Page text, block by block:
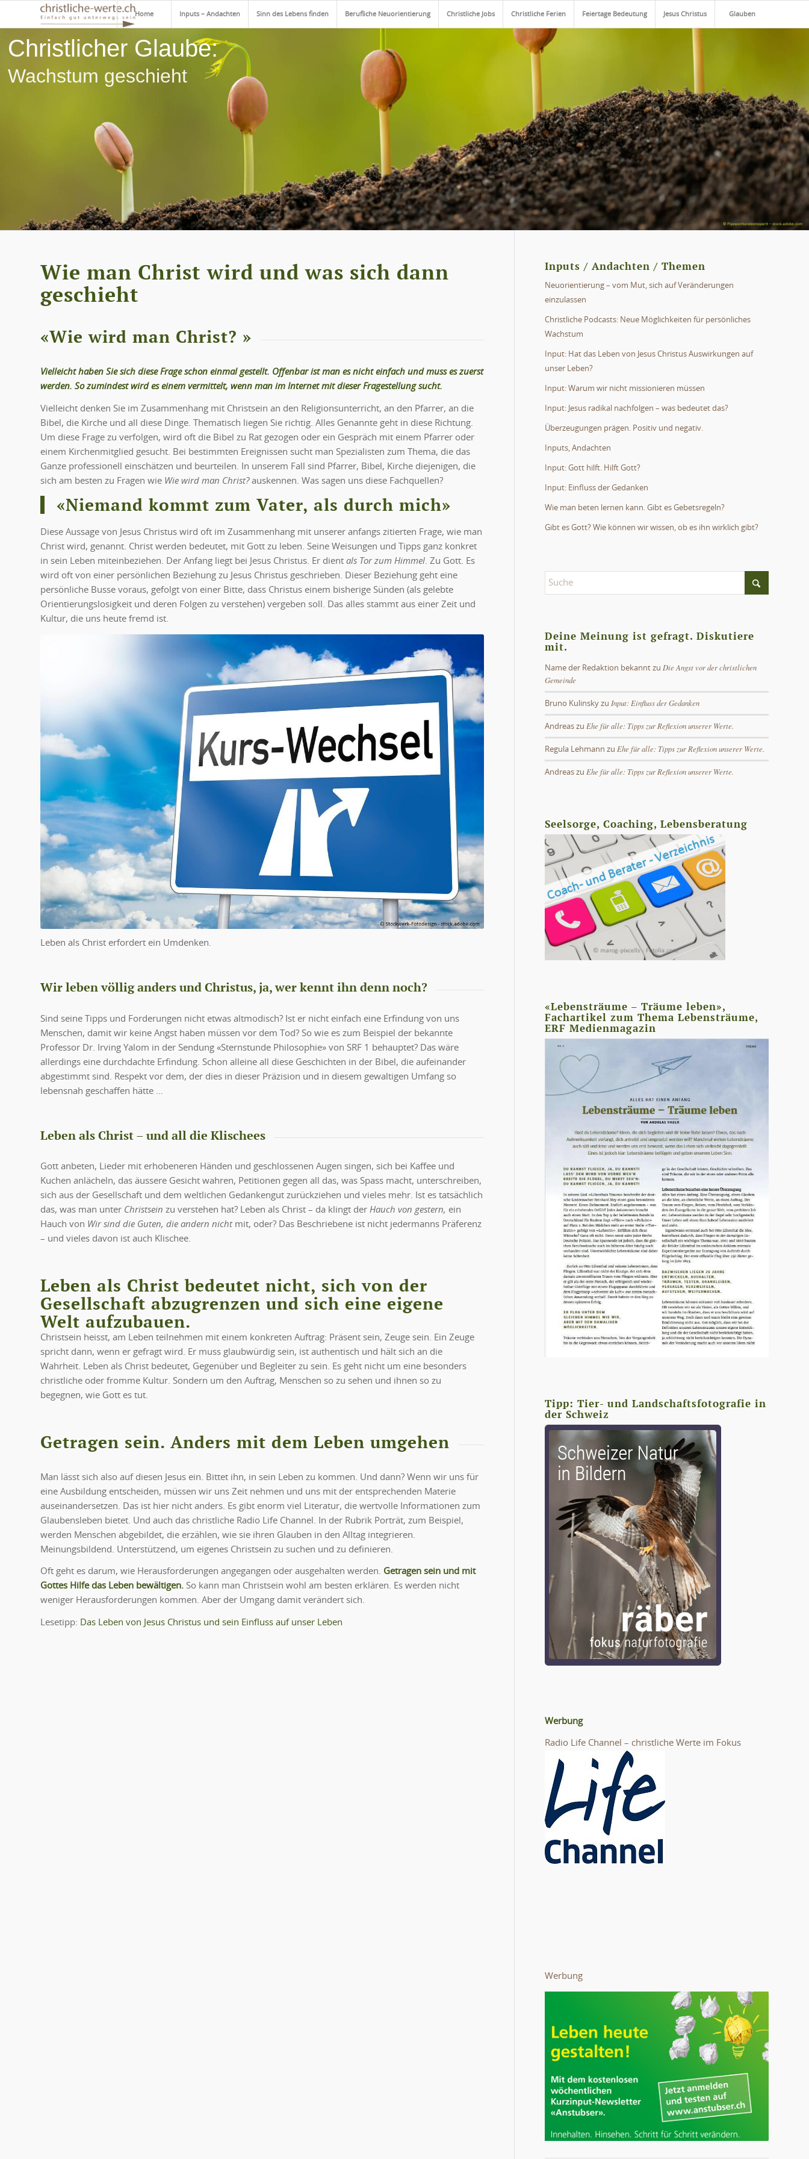
Home Inputs – Andachten Sinn des Lebens finden Berufliche Neuorientierung Christliche Jobs Christliche Ferien Feiertage Bedeutung Jesus Christus Glauben
Christlicher Glaube:
Wachstum geschieht
Wie man Christ wird und was sich dann
geschieht
«Wie wird man Christ? »
Vielleicht haben Sie sich diese Frage schon einmal gestellt. Offenbar ist man es nicht einfach und muss es zuerst
werden. So zumindest wird es einem vermittelt, wenn man im Internet mit dieser Fragestellung sucht.
Vielleicht denken Sie im Zusammenhang mit Christsein an den Religionsunterricht, an den Pfarrer, an die
Bibel, die Kirche und all diese Dinge. Thematisch liegen Sie richtig. Alles Genannte geht in diese Richtung.
Um diese Frage zu verfolgen, wird oft die Bibel zu Rat gezogen oder ein Gespräch mit einem Pfarrer oder
einem Kirchenmitglied gesucht. Bei bestimmten Ereignissen sucht man Spezialisten zum Thema, die das
Ganze professionell einschätzen und beurteilen. In unserem Fall sind Pfarrer, Bibel, Kirche diejenigen, die
sich am besten zu Fragen wie Wie wird man Christ?auskennen. Was sagen uns diese Fachquellen?
«Niemand kommt zum Vater, als durch mich»
Diese Aussage von Jesus Christus wird oft im Zusammenhang mit unserer anfangs zitierten Frage, wie man
Christ wird, genannt. Christ werden bedeutet, mit Gott zu leben. Seine Weisungen und Tipps ganz konkret
in sein Leben miteinbeziehen. Der Anfang liegt bei Jesus Christus. Er dient als Tor zum Himmel . Zu Gott. Es
wird oft von einer persönlichen Beziehung zu Jesus Christus geschrieben. Dieser Beziehung geht eine
persönliche Busse voraus, gefolgt von einer Bitte, dass Christus einem bisherige Sünden (als gelebte
Orientierungslosigkeit und deren Folgen zu verstehen) vergeben soll. Das alles stammt aus einer Zeit und
Kultur, die uns heute fremd ist.
Was geschieht, wenn man Christ wird? Was verändert sich?
Leben als Christ erfordert ein Umdenken.
Wir leben völlig anders und Christus, ja, wer kennt ihn denn noch?
Sind seine Tipps und Forderungen nicht etwas altmodisch? Ist er nicht einfach eine Erfindung von uns
Menschen, damit wir keine Angst haben müssen vor dem Tod? So wie es zum Beispiel der bekannte
Professor Dr. Irving Yalom in der Sendung «Sternstunde Philosophie» von SRF 1 behauptet? Das wäre
allerdings eine durchdachte Erfindung. Schon alleine all diese Geschichten in der Bibel, die aufeinander
abgestimmt sind. Respekt vor dem, der dies in dieser Präzision und in diesem gewaltigen Umfang so
lebensnah geschaffen hätte …
Leben als Christ – und all die Klischees
Gott anbeten, Lieder mit erhobeneren Händen und geschlossenen Augen singen, sich bei Kaffee und
Kuchen anlächeln, das äussere Gesicht wahren, Petitionen gegen all das, was Spass macht, unterschreiben,
sich aus der Gesellschaft und dem weltlichen Gedankengut zurückziehen und vieles mehr. Ist es tatsächlich
das, was man unter Christsein zu verstehen hat? Leben als Christ – da klingt der Hauch von gestern, ein
Hauch von Wir sind die Guten, die andern nichtmit, oder? Das Beschriebene ist nicht jedermanns Präferenz
– und vieles davon ist auch Klischee.
Leben als Christ bedeutet nicht, sich von der
Gesellschaft abzugrenzen und sich eine eigene
Welt aufzubauen.
Christsein heisst, am Leben teilnehmen mit einem konkreten Auftrag: Präsent sein, Zeuge sein. Ein Zeuge
spricht dann, wenn er gefragt wird. Er muss glaubwürdig sein, ist authentisch und hält sich an die
Wahrheit. Leben als Christ bedeutet, Gegenüber und Begleiter zu sein. Es geht nicht um eine besonders
christliche oder fromme Kultur. Sondern um den Auftrag, Menschen so zu sehen und ihnen so zu
begegnen, wie Gott es tut.
Getragen sein. Anders mit dem Leben umgehen
Man lässt sich also auf diesen Jesus ein. Bittet ihn, in sein Leben zu kommen. Und dann? Wenn wir uns für
eine Ausbildung entscheiden, müssen wir uns Zeit nehmen und uns mit der entsprechenden Materie
auseinandersetzen. Das ist hier nicht anders. Es gibt enorm viel Literatur, die wertvolle Informationen zum
Glaubensleben bietet. Und auch das christliche Radio Life Channel. In der Rubrik Porträt, zum Beispiel,
werden Menschen abgebildet, die erzählen, wie sie ihren Glauben in den Alltag integrieren.
Meinungsbildend. Unterstützend, um eigenes Christsein zu suchen und zu definieren.
Oft geht es darum, wie Herausforderungen angegangen oder ausgehalten werden. Getragen sein und mit
Gottes Hilfe das Leben bewältigen. So kann man Christsein wohl am besten erklären. Es werden nicht
weniger Herausforderungen kommen. Aber der Umgang damit verändert sich.
Lesetipp: Das Leben von Jesus Christus und sein Einfluss auf unser Leben
Inputs / Andachten / Themen
Neuorientierung – vom Mut, sich auf Veränderungen
einzulassen
Christliche Podcasts: Neue Möglichkeiten für persönliches
Wachstum
Input: Hat das Leben von Jesus Christus Auswirkungen auf
unser Leben?
Input: Warum wir nicht missionieren müssen
Input: Jesus radikal nachfolgen – was bedeutet das?
Überzeugungen prägen. Positiv und negativ.
Inputs, Andachten
Input: Gott hilft. Hilft Gott?
Input: Einfluss der Gedanken
Wie man beten lernen kann. Gibt es Gebetsregeln?
Gibt es Gott? Wie können wir wissen, ob es ihn wirklich gibt?
Deine Meinung ist gefragt. Diskutiere
mit.
Name der Redaktion bekanntzu Die Angst vor der christlichen
Gemeinde
Bruno Kulinskyzu Input: Einfluss der Gedanken
Andreaszu Ehe für alle: Tipps zur Reflexion unserer Werte.
Regula Lehmann zu Ehe für alle: Tipps zur Reflexion unserer Werte.
Andreaszu Ehe für alle: Tipps zur Reflexion unserer Werte.
Seelsorge, Coaching, Lebensberatung
«Lebensträume – Träume leben»,
Fachartikel zum Thema Lebensträume,
ERF Medienmagazin
Tipp: Tier- und Landschaftsfotografie in
der Schweiz
Werbung
Radio Life Channel – christliche Werte im Fokus
Werbung